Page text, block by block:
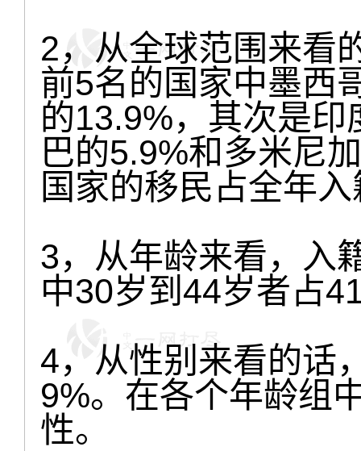
2，从全球范围来看
前5名的国家中墨西
的13.9%，其次是
巴的5.9%和多米尼
国家的移民占全年
3，从年龄来看，入
中30岁到44岁者占
4，从性别来看的话
9%。在各个年龄组
性。